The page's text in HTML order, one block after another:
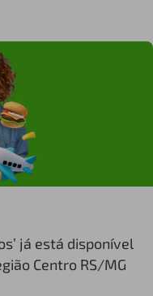
já está disponível
Centro RS/MG